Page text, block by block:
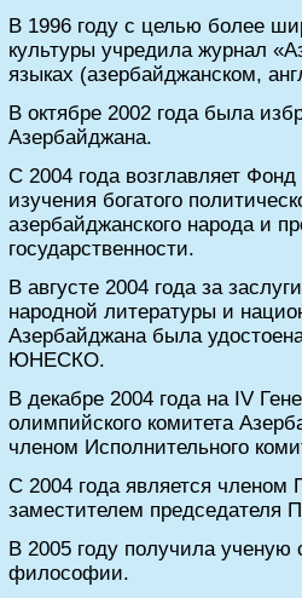
В 1996 году с целью более
культуры учредила журнал
языках (азербайджанском,
В октябре 2002 года была
Азербайджана.
С 2004 года возглавляет
изучения богатого
азербайджанского народа и
государственности.
В августе 2004 года за
народной литературы и
Азербайджана была
ЮНЕСКО.
В декабре 2004 года на IV
олимпийского комитета
членом Исполнительного
С 2004 года является членом
заместителем председателя
В 2005 году получила
философии.